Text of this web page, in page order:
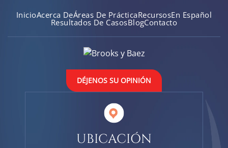
InicioAcerca DeÁreas De PrácticaRecursosEn Español
Resultados De CasosBlogContacto
UBICACIÓN
DÉJENOS SU OPINIÓN